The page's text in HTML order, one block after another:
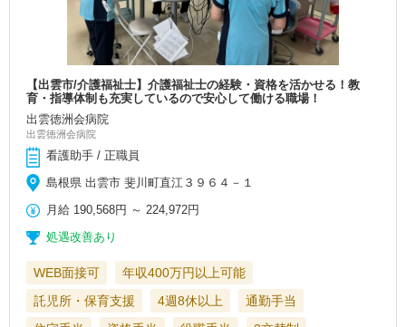
【出雲市/介護福祉士】介護福祉士の経験・資格を活かせる！教
育・指導体制も充実しているので安心して働ける職場！
出雲徳洲会病院
出雲徳洲会病院
看護助手 / 正職員
島根県 出雲市 斐川町直江３９６４－１
月給 190,568円 ～224,972円
処遇改善あり
WEB面接可
年収400万円以上可能
託児所・保育支援
4週8休以上
通勤手当